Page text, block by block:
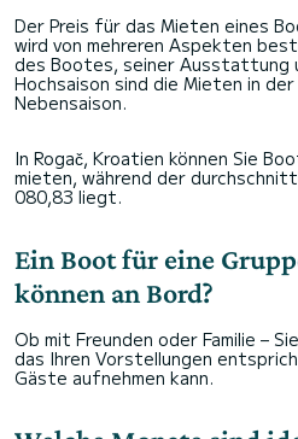
Der Preis für das Mieten eines
wird von mehreren Aspekten
des Bootes, seiner Ausstattung
Hochsaison sind die Mieten in
Nebensaison.
In Rogač, Kroatien können Sie
mieten, während der
080,83 liegt.
Ein Boot für eine
können an Bord?
Ob mit Freunden oder Familie –
das Ihren Vorstellungen
Gäste aufnehmen kann.